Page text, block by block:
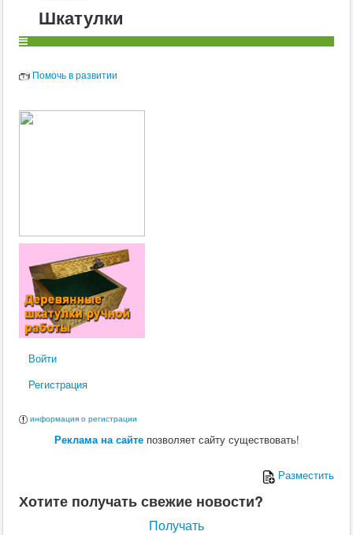
Шкатулки
Помочь в развитии
Войти
Регистрация
информация о регистрации
Реклама на сайтепозволяет сайту существовать!
Разместить
Хотите получать свежие новости?
Получать